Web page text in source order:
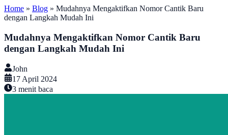
Home » Blog » Mudahnya Mengaktifkan Nomor Cantik Baru
dengan Langkah Mudah Ini
Mudahnya Mengaktifkan Nomor Cantik Baru
dengan Langkah Mudah Ini
John
17 April 2024
3 menit baca